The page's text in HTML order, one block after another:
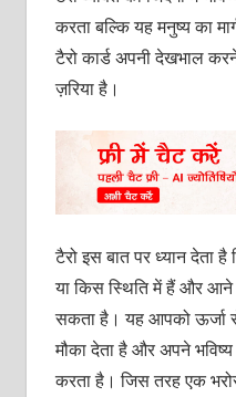
करता बल्कि यह मनुष्‍य का
टैरो कार्ड अपनी देखभाल
ज़रिया है।
टैरो इस बात पर ध्‍यान
या किस स्थिति में हैं और
सकता है। यह आपको ऊर्जा
मौका देता है और अपने
करता है। जिस तरह एक